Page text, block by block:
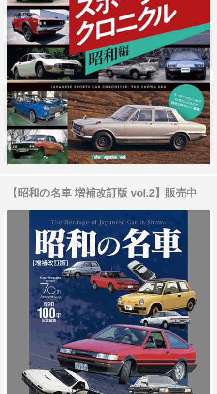
【昭和の名車 増補改訂版 vol.2】販売中